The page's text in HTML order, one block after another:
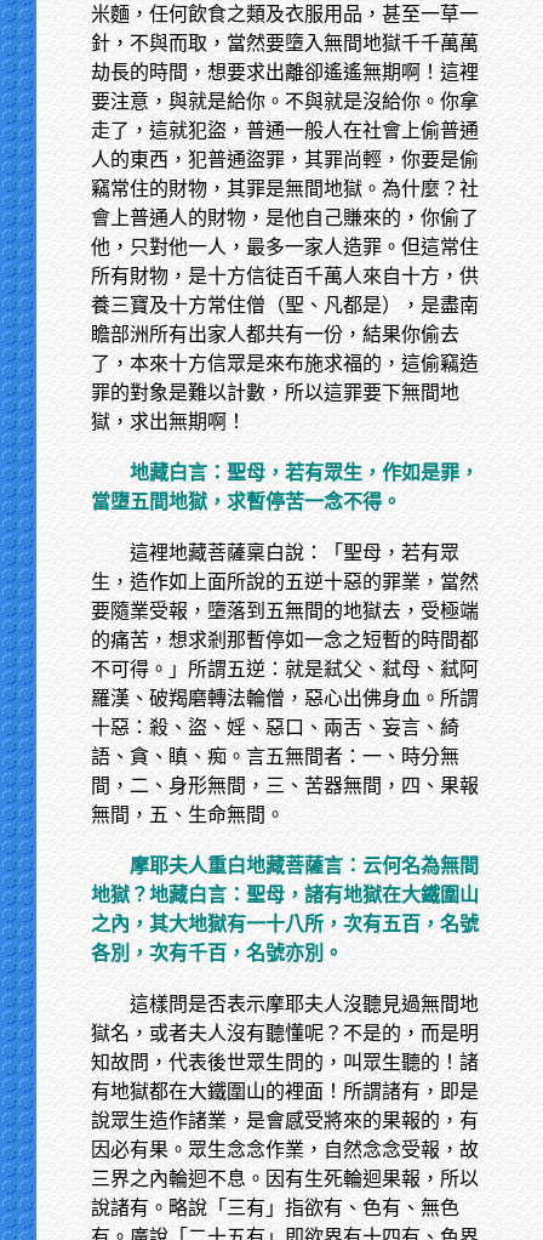
米麵，任何飲食之類及衣服用品，甚至一草一
針，不與而取，當然要墮入無間地獄千千萬萬
劫長的時間，想要求出離卻遙遙無期啊！這裡
要注意，與就是給你。不與就是沒給你。你拿
走了，這就犯盜，普通一般人在社會上偷普通
人的東西，犯普通盜罪，其罪尚輕，你要是偷
竊常住的財物，其罪是無間地獄。為什麼？社
會上普通人的財物，是他自己賺來的，你偷了
他，只對他一人，最多一家人造罪。但這常住
所有財物，是十方信徒百千萬人來自十方，供
養三寶及十方常住僧（聖、凡都是），是盡南
瞻部洲所有出家人都共有一份，結果你偷去
了，本來十方信眾是來布施求福的，這偷竊造
罪的對象是難以計數，所以這罪要下無間地
獄，求出無期啊！
地藏白言：聖母，若有眾生，作如是罪，
當墮五間地獄，求暫停苦一念不得。
這裡地藏菩薩稟白說：「聖母，若有眾
生，造作如上面所說的五逆十惡的罪業，當然
要隨業受報，墮落到五無間的地獄去，受極端
的痛苦，想求剎那暫停如一念之短暫的時間都
不可得。」所謂五逆：就是弒父、弒母、弒阿
羅漢、破羯磨轉法輪僧，惡心出佛身血。所謂
十惡：殺、盜、婬、惡口、兩舌、妄言、綺
語、貪、瞋、痴。言五無間者：一、時分無
間，二、身形無間，三、苦器無間，四、果報
無間，五、生命無間。
摩耶夫人重白地藏菩薩言：云何名為無間
地獄？地藏白言：聖母，諸有地獄在大鐵圍山
之內，其大地獄有一十八所，次有五百，名號
各別，次有千百，名號亦別。
這樣問是否表示摩耶夫人沒聽見過無間地
獄名，或者夫人沒有聽懂呢？不是的，而是明
知故問，代表後世眾生問的，叫眾生聽的！諸
有地獄都在大鐵圍山的裡面！所謂諸有，即是
說眾生造作諸業，是會感受將來的果報的，有
因必有果。眾生念念作業，自然念念受報，故
三界之內輪迴不息。因有生死輪迴果報，所以
說諸有。略說「三有」指欲有、色有、無色